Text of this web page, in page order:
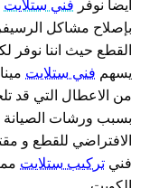
أيضا نوفر فني ستلايت
بإصلاح مشاكل
القطع حيث اننا نوفر
يسهم فني ستلايت
من الاعطال التي قد
بسبب ورشات الصيانة و
الافتراضي للقطع و
فني تركيب ستلايت